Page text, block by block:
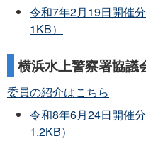
令和7年2月19日開催
1KB）
横浜水上警察署協議
委員の紹介はこちら
令和8年6月24日開催
1.2KB）